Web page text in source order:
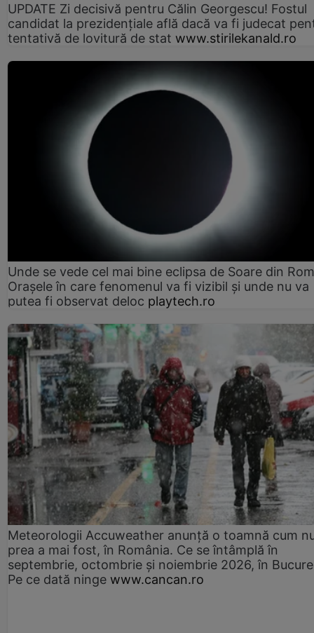
UPDATE Zi decisivă pentru Călin Georgescu! Fostul
candidat la prezidențiale află dacă va fi judecat
tentativă de lovitură de stat www.stirilekanald.ro
Unde se vede cel mai bine eclipsa de Soare din
Orașele în care fenomenul va fi vizibil și unde nu va
putea fi observat deloc playtech.ro
Meteorologii Accuweather anunță o toamnă cum
prea a mai fost, în România. Ce se întâmplă în
septembrie, octombrie și noiembrie 2026, în
Pe ce dată ninge www.cancan.ro